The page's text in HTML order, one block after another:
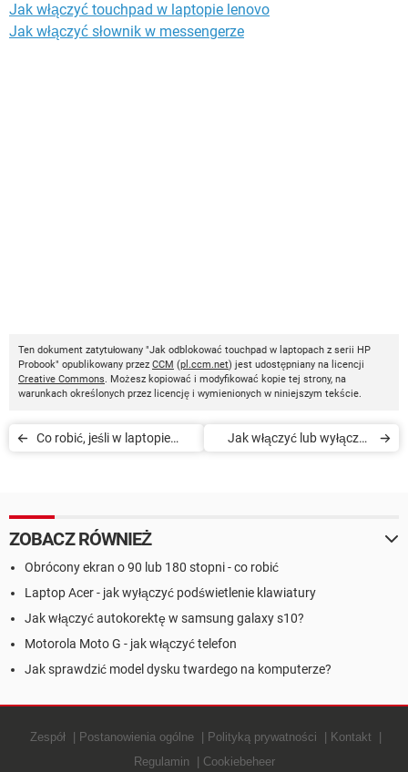
Jak włączyć touchpad w laptopie lenovo
Jak włączyć słownik w messengerze
Ten dokument zatytułowany "Jak odblokować touchpad w laptopach z serii HP
Probook" opublikowany przez CCM (pl.ccm.net) jest udostępniany na licencji
Creative Commons. Możesz kopiować i modyfikować kopie tej strony, na
warunkach określonych przez licencję i wymienionych w niniejszym tekście.
Co robić, jeśli w laptopie
Jak włączyć lub wyłączyć
ZOBACZ RÓWNIEŻ
Obrócony ekran o 90 lub 180 stopni - co robić
Laptop Acer - jak wyłączyć podświetlenie klawiatury
Jak włączyć autokorektę w samsung galaxy s10?
Motorola Moto G - jak włączyć telefon
Jak sprawdzić model dysku twardego na komputerze?
Zespół Postanowienia ogólne Polityką prywatności
Kontakt
Regulamin
Cookiebeheer